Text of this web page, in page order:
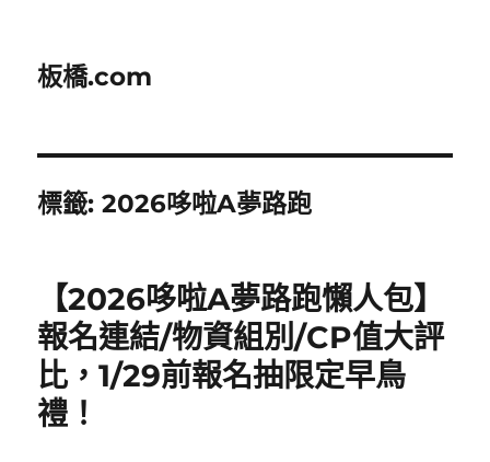
板橋.com
標籤:2026哆啦A夢路跑
【2026哆啦A夢路跑懶人包】
報名連結/物資組別/CP值大評
比，1/29前報名抽限定早鳥
禮！